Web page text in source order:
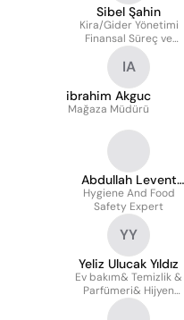
Sibel Şahin
Kira/Gider Yönetimi
Finansal Süreç ve
Kontrol Yöneticisi
IA
ibrahim Akguc
Mağaza Müdürü
Abdullah Levent
Orgun
Hygiene And Food
Safety Expert
YY
Yeliz Ulucak Yıldız
Ev bakım& Temizlik &
Parfümeri& Hijyen
Kategori Müdürü